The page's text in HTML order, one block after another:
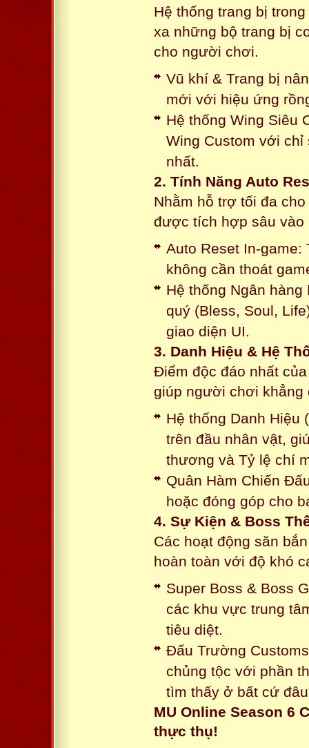
Hệ thống trang bị
xa những bộ trang bị
cho người chơi.
Vũ khí & Trang bị
mới với hiệu ứng
Hệ thống Wing Siêu
Wing Custom với
nhất.
2. Tính Năng Auto
Nhằm hỗ trợ tối đa
được tích hợp sâu vào
Auto Reset In-game:
không cần thoát
Hệ thống Ngân
quý (Bless, Soul,
giao diện UI.
3. Danh Hiệu & Hệ
Điểm độc đáo nhất
giúp người chơi khẳng
Hệ thống Danh Hiệu
trên đầu nhân vật,
thương và Tỷ lệ chí
Quân Hàm Chiến
hoặc đóng góp cho
4. Sự Kiện & Boss
Các hoạt động săn
hoàn toàn với độ khó
Super Boss & Boss
các khu vực trung
tiêu diệt.
Đấu Trường
chủng tộc với phần
tìm thấy ở bất cứ
MU Online Season 6
thực thụ!